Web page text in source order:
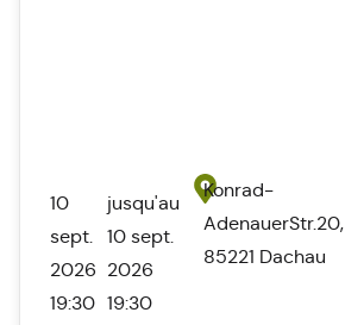
10
sept.
2026
19:30
jusqu'au
10 sept.
2026
19:30
Konrad-
AdenauerStr.20,
85221 Dachau